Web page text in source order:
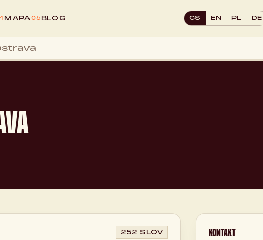
MAPA05 BLOG CS EN PL DE
252 SLOV KONTAKT